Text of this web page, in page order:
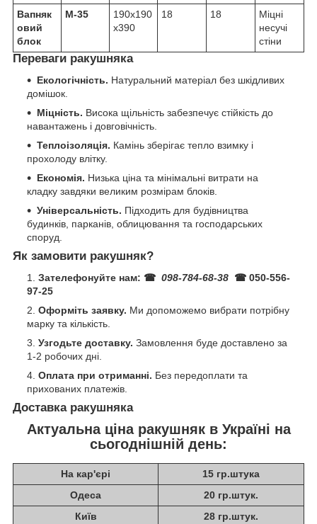
Вапняк
овий
блок
М-35
190х190
х390
18 18
Міцні
несучі
стіни
Переваги ракушняка
Екологічність. Натуральний матеріал без шкідливих
домішок.
Міцність. Висока щільність забезпечує стійкість до
навантажень і довговічність.
Теплоізоляція. Камінь зберігає тепло взимку і
прохолоду влітку.
Економія. Низька ціна та мінімальні витрати на
кладку завдяки великим розмірам блоків.
Універсальність. Підходить для будівництва
будинків, парканів, облицювання та господарських
споруд.
Як замовити ракушняк?
Зателефонуйте нам: ☎ 098-784-68-38 ☎ 050-556-
97-25
Оформіть заявку. Ми допоможемо вибрати потрібну
марку та кількість.
Узгодьте доставку. Замовлення буде доставлено за
1-2 робочих дні.
Оплата при отриманні. Без передоплати та
прихованих платежів.
Доставка ракушняка
Актуальна ціна ракушняк в Україні на
сьогоднішній день:
На кар'єрі
15 гр.штука
Одеса
20 гр.штук.
Київ
28 гр.штук.